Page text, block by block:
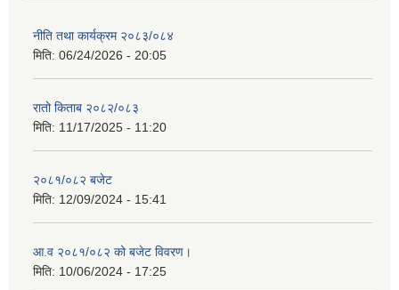
नीति तथा कार्यक्रम २०८३/०८४
मिति: 06/24/2026 - 20:05
रातो किताब २०८२/०८३
मिति: 11/17/2025 - 11:20
२०८१/०८२ बजेट
मिति: 12/09/2024 - 15:41
आ.व २०८१/०८२ को बजेट विवरण।
मिति: 10/06/2024 - 17:25